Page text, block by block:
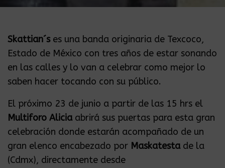
Skattian´ses una banda originaria de Texcoco,
Estado de México con tres años de estar sonando
en las calles y lo van a celebrar como mejor lo
saben hacer tocando con su público.
El próximo 23 de junio a partir de las 15 hrs el
Multiforo Aliciaabrirá sus puertas para esta gran
celebración donde estarán acompañado de un
gran elenco encabezado por Maskatesta de la
(Cdmx), directamente desde